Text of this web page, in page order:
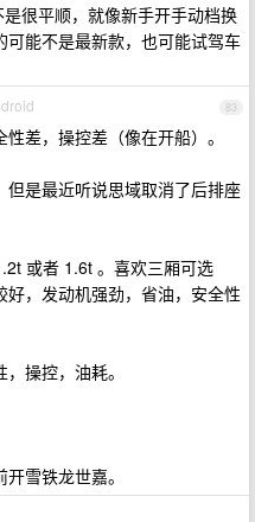
很平顺，就像新手开手动档换
能不是最新款，也可能试驾车
83
差，操控差（像在开船）。
是最近听说思域取消了后排座
或者 1.6t 。喜欢三厢可选
，发动机强劲，省油，安全性
操控，油耗。
雪铁龙世嘉。